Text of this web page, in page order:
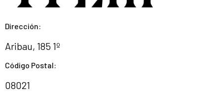
Dirección:
Aribau, 185 1º
Código Postal:
08021